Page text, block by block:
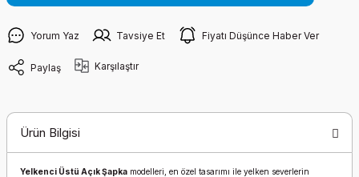
Yorum Yaz Tavsiye Et Fiyatı Düşünce Haber Ver
Paylaş Karşılaştır
Ürün Bilgisi
Yelkenci Üstü Açık Şapka modelleri, en özel tasarımı ile yelken severlerin